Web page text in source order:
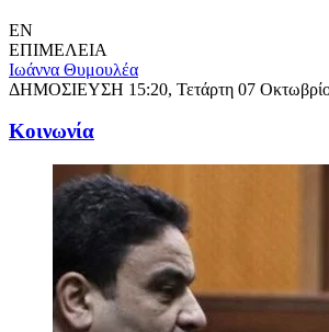
EN
ΕΠΙΜΕΛΕΙΑ
Ιωάννα Θυμουλέα
ΔΗΜΟΣΙΕΥΣΗ 15:20, Τετάρτη 07
Κοινωνία